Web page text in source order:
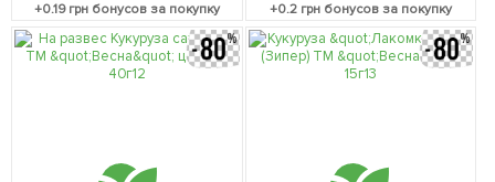
+0.19грн бонусов за покупку +0.2 грн бонусов за покупку